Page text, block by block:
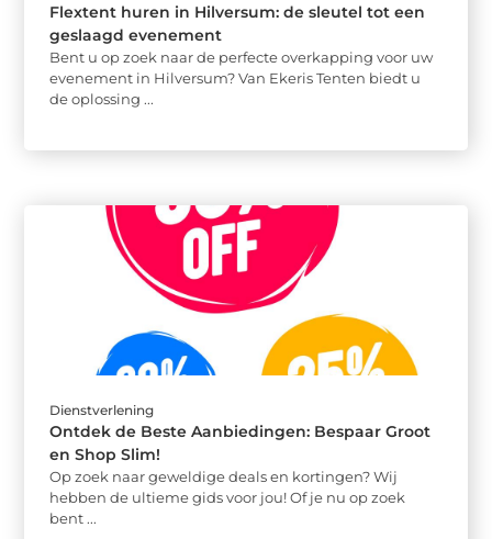
Flextent huren in Hilversum: de sleutel tot een
geslaagd evenement
Bent u op zoek naar de perfecte overkapping voor uw
evenement in Hilversum? Van Ekeris Tenten biedt u
de oplossing ...
Dienstverlening
Ontdek de Beste Aanbiedingen: Bespaar Groot
en Shop Slim!
Op zoek naar geweldige deals en kortingen? Wij
hebben de ultieme gids voor jou! Of je nu op zoek
bent ...